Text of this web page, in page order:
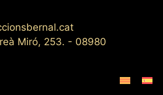
Miró, 253. - 08980